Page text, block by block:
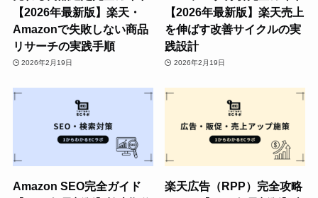
【2026年最新版】楽天・
Amazonで失敗しない商品
リサーチの実践手順
2026年2月19日
【2026年最新版】楽天売上
を伸ばす改善サイクルの実
践設計
2026年2月19日
Amazon SEO完全ガイド
楽天広告（RPP）完全攻略